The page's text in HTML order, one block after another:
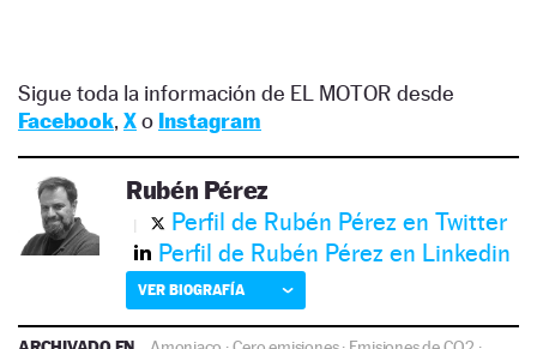
Sigue toda la información de EL MOTOR desde
Facebook, Xo Instagram
Rubén Pérez
Perfil de Rubén Pérez en Twitter
Perfil de Rubén Pérez en Linkedin
VER BIOGRAFÍA